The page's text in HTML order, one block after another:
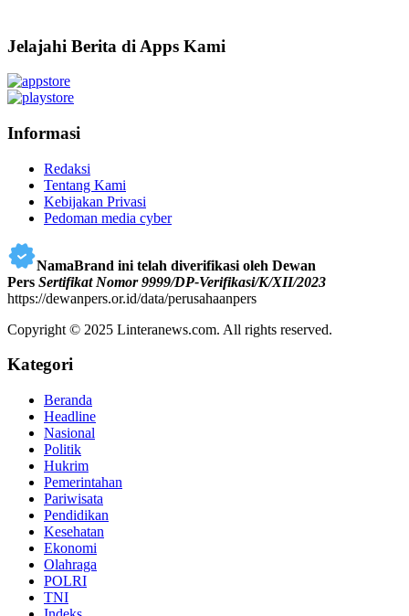
Jelajahi Berita di Apps Kami
Informasi
Redaksi
Tentang Kami
Kebijakan Privasi
Pedoman media cyber
NamaBrand ini telah diverifikasi oleh Dewan
Pers Sertifikat Nomor 9999/DP-Verifikasi/K/XII/2023
https://dewanpers.or.id/data/perusahaanpers
Copyright © 2025 Linteranews.com. All rights reserved.
Kategori
Beranda
Headline
Nasional
Politik
Hukrim
Pemerintahan
Pariwisata
Pendidikan
Kesehatan
Ekonomi
Olahraga
POLRI
TNI